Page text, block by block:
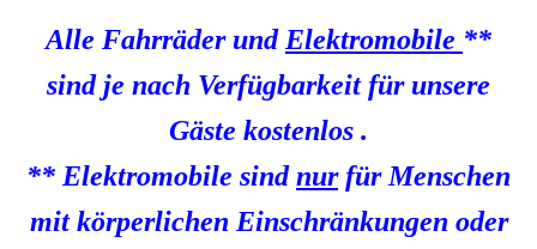
Alle Fahrräder und Elektromobile **
sind je nach Verfügbarkeit für unsere
Gäste kostenlos .
** Elektromobile sindnurfür Menschen
mit körperlichen Einschränkungen oder